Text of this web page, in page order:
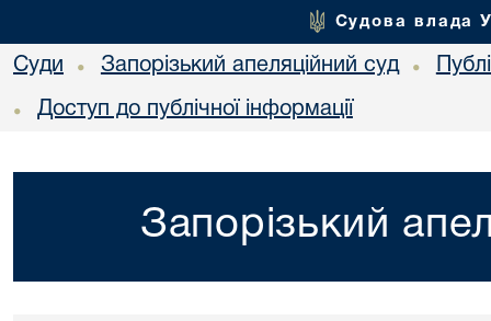
Судова влада
Суди • Запорізький апеляційний суд •
• Доступ до публічної інформації
Запорізький